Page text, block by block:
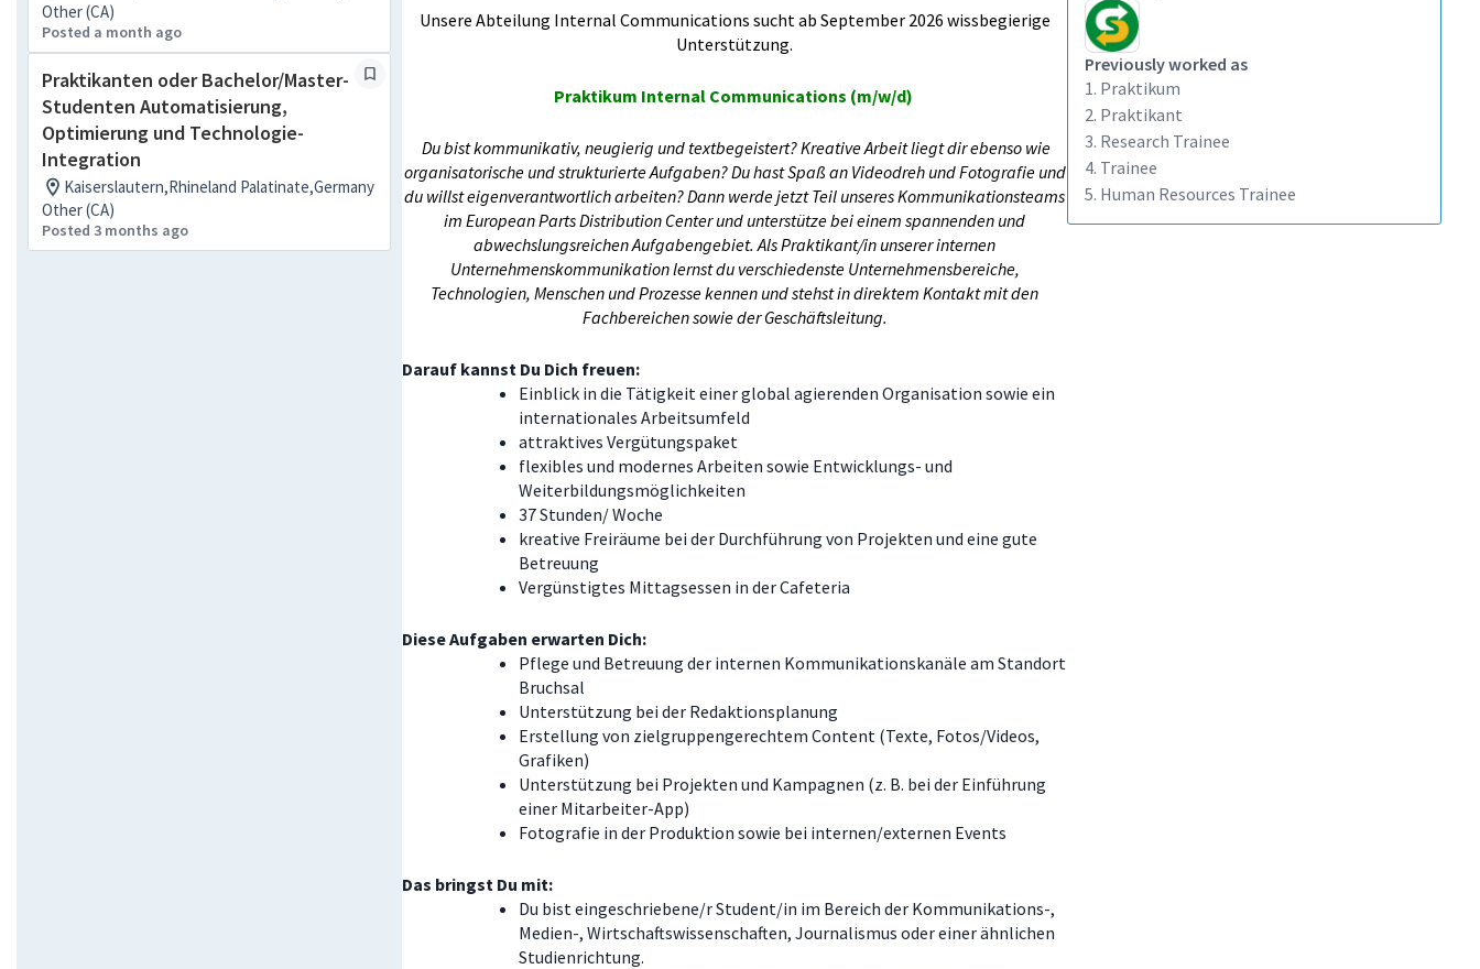
Other (CA)
Posted a month ago
Praktikanten oder Bachelor/Master-
Studenten Automatisierung,
Optimierung und Technologie-
Integration
Kaiserslautern,Rhineland Palatinate,Germany
Other (CA)
Posted 3 months ago
Unsere Abteilung Internal Communications sucht ab September 2026 wissbegierige
Unterstützung.
Praktikum Internal Communications (m/w/d)
Du bist kommunikativ, neugierig und textbegeistert? Kreative Arbeit liegt dir ebenso wie
organisatorische und strukturierte Aufgaben? Du hast Spaß an Videodreh und Fotografie und
du willst eigenverantwortlich arbeiten? Dann werde jetzt Teil unseres Kommunikationsteams
im European Parts Distribution Center und unterstütze bei einem spannenden und
abwechslungsreichen Aufgabengebiet. Als Praktikant/in unserer internen
Unternehmenskommunikation lernst du verschiedenste Unternehmensbereiche,
Technologien, Menschen und Prozesse kennen und stehst in direktem Kontakt mit den
Fachbereichen sowie der Geschäftsleitung.
Darauf kannst Du Dich freuen:
Einblick in die Tätigkeit einer global agierenden Organisation sowie ein
internationales Arbeitsumfeld
attraktives Vergütungspaket
flexibles und modernes Arbeiten sowie Entwicklungs- und
Weiterbildungsmöglichkeiten
37 Stunden/ Woche
kreative Freiräume bei der Durchführung von Projekten und eine gute
Betreuung
Vergünstigtes Mittagsessen in der Cafeteria
Diese Aufgaben erwarten Dich:
Pflege und Betreuung der internen Kommunikationskanäle am Standort
Bruchsal
Unterstützung bei der Redaktionsplanung
Erstellung von zielgruppengerechtem Content (Texte, Fotos/Videos,
Grafiken)
Unterstützung bei Projekten und Kampagnen (z. B. bei der Einführung
einer Mitarbeiter-App)
Fotografie in der Produktion sowie bei internen/externen Events
Das bringst Du mit:
Du bist eingeschriebene/r Student/in im Bereich der Kommunikations-,
Medien-, Wirtschaftswissenschaften, Journalismus oder einer ähnlichen
Studienrichtung.
Previously worked as
1. Praktikum
2. Praktikant
3. Research Trainee
4. Trainee
5. Human Resources Trainee